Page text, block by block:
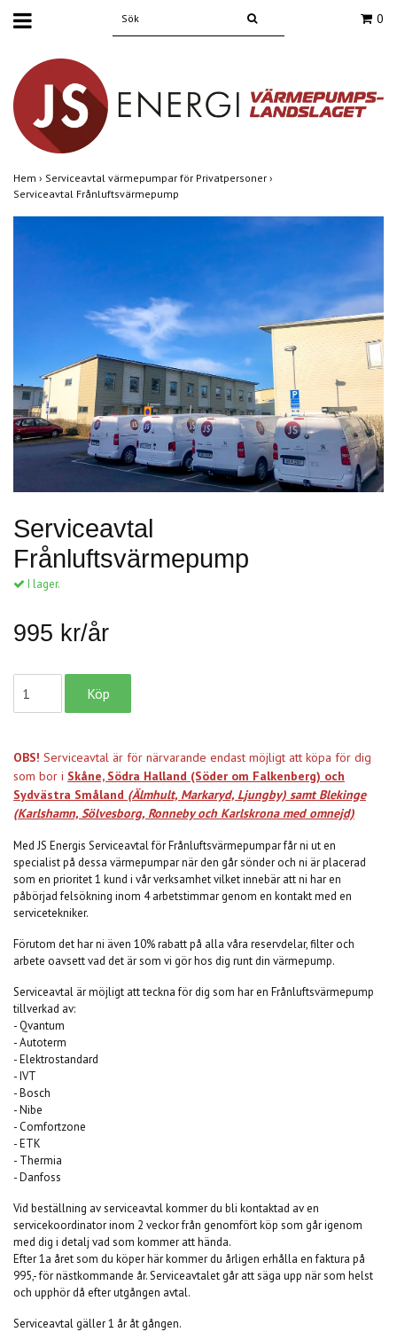
0
Hem › Serviceavtal värmepumpar för Privatpersoner ›
Serviceavtal Frånluftsvärmepump
Serviceavtal
Frånluftsvärmepump
I lager.
995 kr/år
OBS! Serviceavtal är för närvarande endast möjligt att köpa för dig
som bor i Skåne, Södra Halland (Söder om Falkenberg) och
Sydvästra Småland (Älmhult, Markaryd, Ljungby) samt Blekinge
(Karlshamn, Sölvesborg, Ronneby och Karlskrona med omnejd)
Med JS Energis Serviceavtal för Frånluftsvärmepumpar får ni ut en
specialist på dessa värmepumpar när den går sönder och ni är placerad
som en prioritet 1 kund i vår verksamhet vilket innebär att ni har en
påbörjad felsökning inom 4 arbetstimmar genom en kontakt med en
servicetekniker.
Förutom det har ni även 10% rabatt på alla våra reservdelar, filter och
arbete oavsett vad det är som vi gör hos dig runt din värmepump.
Serviceavtal är möjligt att teckna för dig som har en Frånluftsvärmepump
tillverkad av:
- Qvantum
- Autoterm
- Elektrostandard
- IVT
- Bosch
- Nibe
- Comfortzone
- ETK
- Thermia
- Danfoss
Vid beställning av serviceavtal kommer du bli kontaktad av en
servicekoordinator inom 2 veckor från genomfört köp som går igenom
med dig i detalj vad som kommer att hända.
Efter 1a året som du köper här kommer du årligen erhålla en faktura på
995,- för nästkommande år. Serviceavtalet går att säga upp när som helst
och upphör då efter utgången avtal.
Serviceavtal gäller 1 år åt gången.